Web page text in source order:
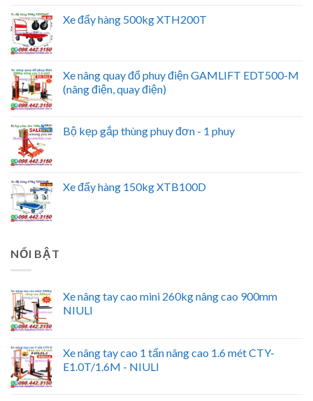
Xe đẩy hàng 500kg XTH200T
Xe nâng quay đổ phuy điện GAMLIFT EDT500-M
(nâng điện, quay điện)
Bộ kẹp gắp thùng phuy đơn - 1 phuy
Xe đẩy hàng 150kg XTB100D
NỔI BẬT
Xe nâng tay cao mini 260kg nâng cao 900mm
NIULI
Xe nâng tay cao 1 tấn nâng cao 1.6 mét CTY-
E1.0T/1.6M - NIULI